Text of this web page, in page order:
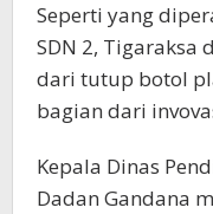
Seperti yang
SDN 2, Tigaraksa
dari tutup botol
bagian dari
Kepala Dinas
Dadan Gandana